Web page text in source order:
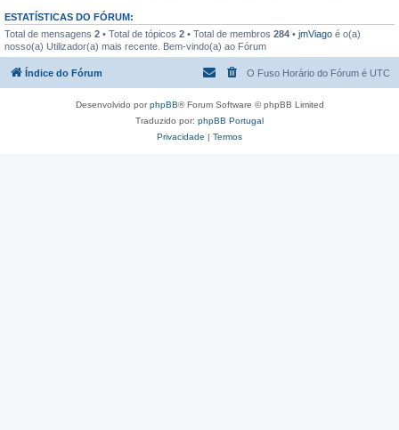
ESTATÍSTICAS DO FÓRUM:
Total de mensagens 2 • Total de tópicos 2 • Total de membros 284 • jmViago é o(a)
nosso(a) Utilizador(a) mais recente. Bem-vindo(a) ao Fórum
Índice do Fórum O Fuso Horário do Fórum é UTC
Desenvolvido porphpBB® Forum Software © phpBB Limited
Traduzido por: phpBB Portugal
Privacidade | Termos